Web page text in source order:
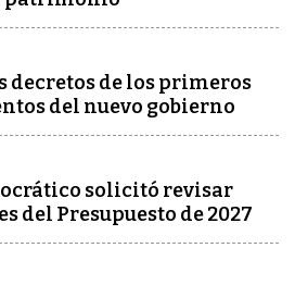
decretos de los primeros
del nuevo gobierno
solicitó revisar
del Presupuesto de 2027